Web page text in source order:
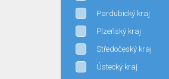
Pardubický kraj
Plzeňský kraj
Středočeský kraj
Ústecký kraj